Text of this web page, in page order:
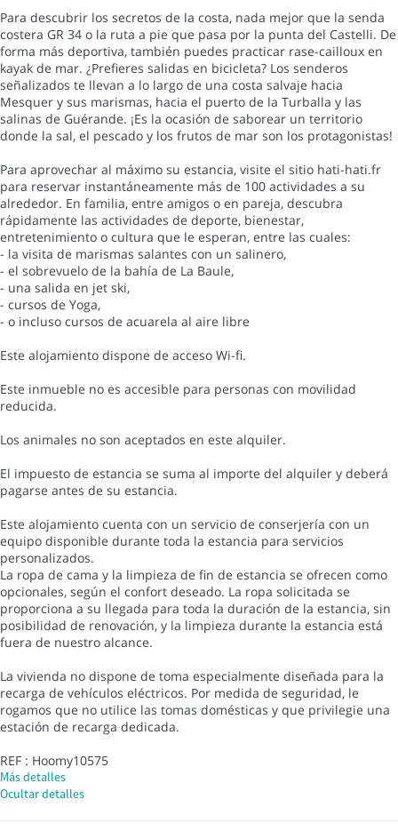
Para descubrir los secretos de la costa, nada mejor que la senda
costera GR 34 o la ruta a pie que pasa por la punta del Castelli. De
forma más deportiva, también puedes practicar rase-cailloux en
kayak de mar. ¿Prefieres salidas en bicicleta? Los senderos
señalizados te llevan a lo largo de una costa salvaje hacia
Mesquer y sus marismas, hacia el puerto de la Turballa y las
salinas de Guérande. ¡Es la ocasión de saborear un territorio
donde la sal, el pescado y los frutos de mar son los protagonistas!
Para aprovechar al máximo su estancia, visite el sitio hati-hati.fr
para reservar instantáneamente más de 100 actividades a su
alrededor. En familia, entre amigos o en pareja, descubra
rápidamente las actividades de deporte, bienestar,
entretenimiento o cultura que le esperan, entre las cuales:
- la visita de marismas salantes con un salinero,
- el sobrevuelo de la bahía de La Baule,
- una salida en jet ski,
- cursos de Yoga,
- o incluso cursos de acuarela al aire libre
Este alojamiento dispone de acceso Wi-fi.
Este inmueble no es accesible para personas con movilidad
reducida.
Los animales no son aceptados en este alquiler.
El impuesto de estancia se suma al importe del alquiler y deberá
pagarse antes de su estancia.
Este alojamiento cuenta con un servicio de conserjería con un
equipo disponible durante toda la estancia para servicios
personalizados.
La ropa de cama y la limpieza de fin de estancia se ofrecen como
opcionales, según el confort deseado. La ropa solicitada se
proporciona a su llegada para toda la duración de la estancia, sin
posibilidad de renovación, y la limpieza durante la estancia está
fuera de nuestro alcance.
La vivienda no dispone de toma especialmente diseñada para la
recarga de vehículos eléctricos. Por medida de seguridad, le
rogamos que no utilice las tomas domésticas y que privilegie una
estación de recarga dedicada.
REF : Hoomy10575
Más detalles
Ocultar detalles